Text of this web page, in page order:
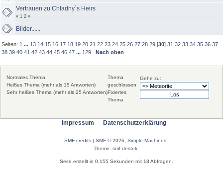
Vertrauen zu Chladny´s Heirs
« 1 2 »
Bilder......
Seiten: 1 ... 13 14 15 16 17 18 19 20 21 22 23 24 25 26 27 28 29 [30]31 32 33 34 35 36 37
38 39 40 41 42 43 44 45 46 47 ... 129 Nach oben
Gehe zu:
Normales Thema
Heißes Thema (mehr als 15 Antworten)
Sehr heißes Thema (mehr als 25 Antworten)
Thema
geschlossen
Fixiertes
Thema
Impressum --- Datenschutzerklärung
SMF-credits | SMF © 2026
Simple Machines
Theme: smf destek
Seite erstellt in 0.155 Sekunden mit 18 Abfragen.